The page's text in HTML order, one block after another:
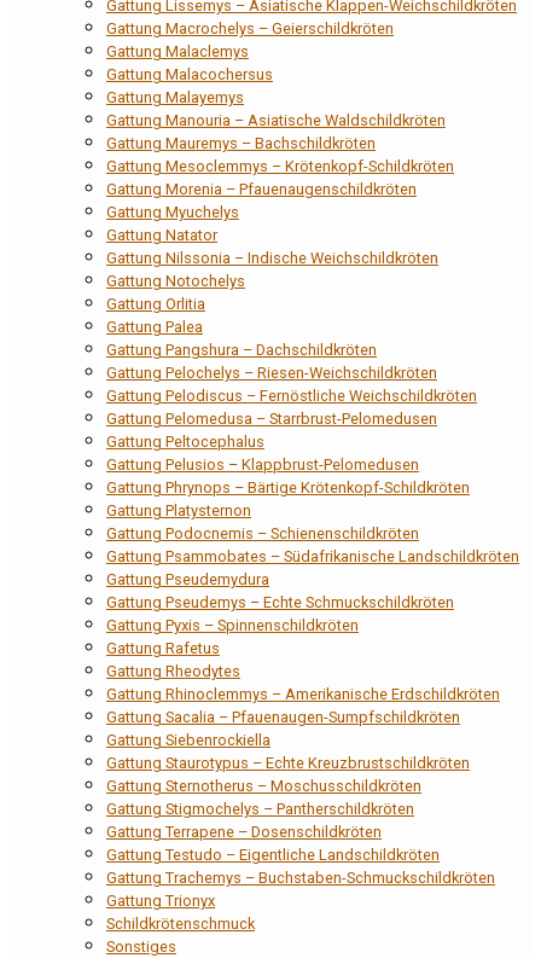
Gattung Lissemys – Asiatische Klappen-Weichschildkröten
Gattung Macrochelys – Geierschildkröten
Gattung Malaclemys
Gattung Malacochersus
Gattung Malayemys
Gattung Manouria – Asiatische Waldschildkröten
Gattung Mauremys – Bachschildkröten
Gattung Mesoclemmys – Krötenkopf-Schildkröten
Gattung Morenia – Pfauenaugenschildkröten
Gattung Myuchelys
Gattung Natator
Gattung Nilssonia – Indische Weichschildkröten
Gattung Notochelys
Gattung Orlitia
Gattung Palea
Gattung Pangshura – Dachschildkröten
Gattung Pelochelys – Riesen-Weichschildkröten
Gattung Pelodiscus – Fernöstliche Weichschildkröten
Gattung Pelomedusa – Starrbrust-Pelomedusen
Gattung Peltocephalus
Gattung Pelusios – Klappbrust-Pelomedusen
Gattung Phrynops – Bärtige Krötenkopf-Schildkröten
Gattung Platysternon
Gattung Podocnemis – Schienenschildkröten
Gattung Psammobates – Südafrikanische Landschildkröten
Gattung Pseudemydura
Gattung Pseudemys – Echte Schmuckschildkröten
Gattung Pyxis – Spinnenschildkröten
Gattung Rafetus
Gattung Rheodytes
Gattung Rhinoclemmys – Amerikanische Erdschildkröten
Gattung Sacalia – Pfauenaugen-Sumpfschildkröten
Gattung Siebenrockiella
Gattung Staurotypus – Echte Kreuzbrustschildkröten
Gattung Sternotherus – Moschusschildkröten
Gattung Stigmochelys – Pantherschildkröten
Gattung Terrapene – Dosenschildkröten
Gattung Testudo – Eigentliche Landschildkröten
Gattung Trachemys – Buchstaben-Schmuckschildkröten
Gattung Trionyx
Schildkrötenschmuck
Sonstiges